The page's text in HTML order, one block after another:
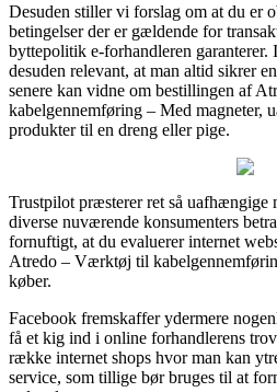
Desuden stiller vi forslag om at du er
betingelser der er gældende for
byttepolitik e-forhandleren garanterer.
desuden relevant, at man altid sikrer
senere kan vidne om bestillingen af
kabelgennemføring – Med magneter,
produkter til en dreng eller pige.
Trustpilot præsterer ret så uafhængige
diverse nuværende konsumenters
fornuftigt, at du evaluerer internet
Atredo – Værktøj til
køber.
Facebook fremskaffer ydermere
få et kig ind i online forhandlerens
række internet shops hvor man kan
service, som tillige bør bruges til at